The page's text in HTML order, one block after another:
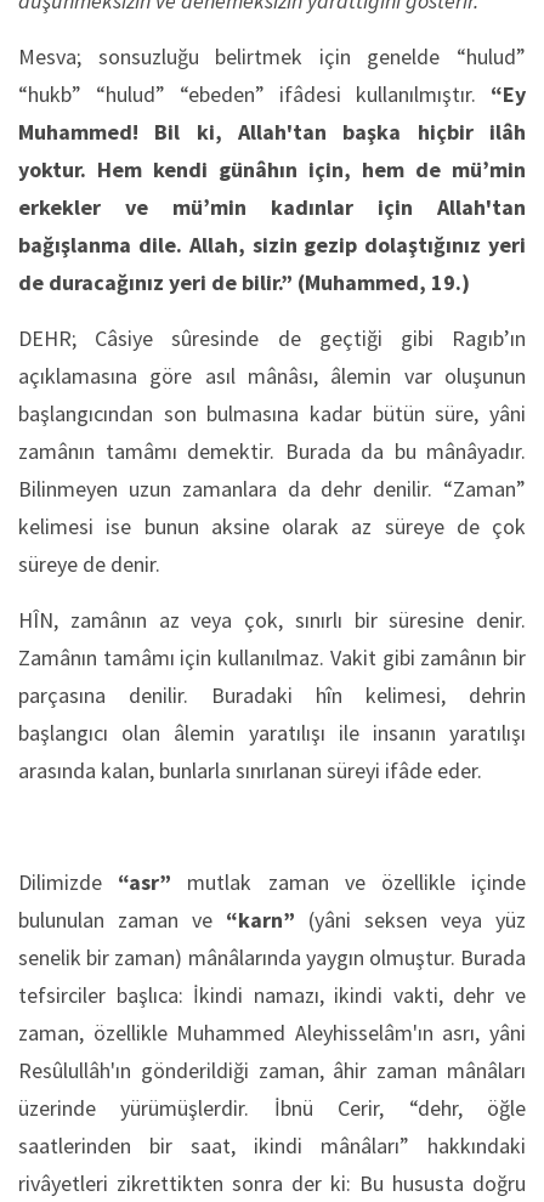
Mesva; sonsuzluğu belirtmek için genelde “hulud”
“hukb” “hulud” “ebeden” ifâdesi kullanılmıştır. “Ey
Muhammed! Bil ki, Allah'tan başka hiçbir ilâh
yoktur. Hem kendi günâhın için, hem de mü’min
erkekler ve mü’min kadınlar için Allah'tan
bağışlanma dile. Allah, sizin gezip dolaştığınız yeri
de duracağınız yeri de bilir.” (Muhammed, 19.)
DEHR; Câsiye sûresinde de geçtiği gibi Ragıb’ın
açıklamasına göre asıl mânâsı, âlemin var oluşunun
başlangıcından son bulmasına kadar bütün süre, yâni
zamânın tamâmı demektir. Burada da bu mânâyadır.
Bilinmeyen uzun zamanlara da dehr denilir. “Zaman”
kelimesi ise bunun aksine olarak az süreye de çok
süreye de denir.
HÎN, zamânın az veya çok, sınırlı bir süresine denir.
Zamânın tamâmı için kullanılmaz. Vakit gibi zamânın bir
parçasına denilir. Buradaki hîn kelimesi, dehrin
başlangıcı olan âlemin yaratılışı ile insanın yaratılışı
arasında kalan, bunlarla sınırlanan süreyi ifâde eder.
Dilimizde “asr” mutlak zaman ve özellikle içinde
bulunulan zaman ve “karn” (yâni seksen veya yüz
senelik bir zaman) mânâlarında yaygın olmuştur. Burada
tefsirciler başlıca: İkindi namazı, ikindi vakti, dehr ve
zaman, özellikle Muhammed Aleyhisselâm'ın asrı, yâni
Resûlullâh'ın gönderildiği zaman, âhir zaman mânâları
üzerinde yürümüşlerdir. İbnü Cerir, “dehr, öğle
saatlerinden bir saat, ikindi mânâları” hakkındaki
rivâyetleri zikrettikten sonra der ki: Bu hususta doğru